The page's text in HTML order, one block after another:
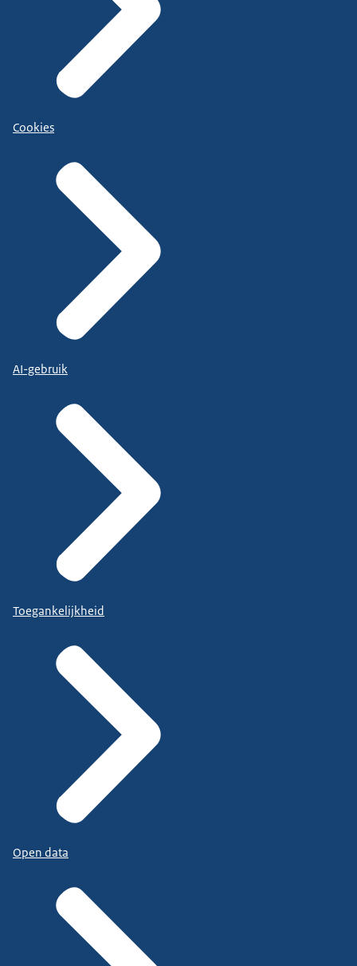
Cookies
AI-gebruik
Toegankelijkheid
Open data